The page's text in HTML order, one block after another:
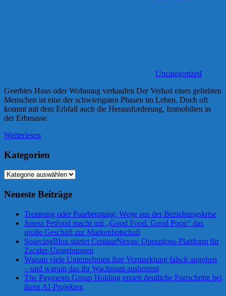
Uncategorized
Geerbtes Haus oder Wohnung verkaufen Der Verlust eines geliebten
Menschen ist eine der schwierigsten Phasen im Leben. Doch oft
kommt mit dem Erbfall auch die Herausforderung, Immobilien in
der Erbmasse
Weiterlesen
Kategorien
Kategorien
Neueste Beiträge
Trennung oder Paarberatung: Wege aus der Beziehungskrise
Josera Petfood macht mit „Good Food. Good Poop“ das
große Geschäft zur Markenbotschaft
SourcingBlox startet CentaurNexus: Operations-Plattform für
Zscaler-Umgebungen
Warum viele Unternehmen ihre Vermarktung falsch angehen
– und warum das ihr Wachstum ausbremst
The Payments Group Holding erzielt deutliche Fortschritte bei
ihren AI-Projekten